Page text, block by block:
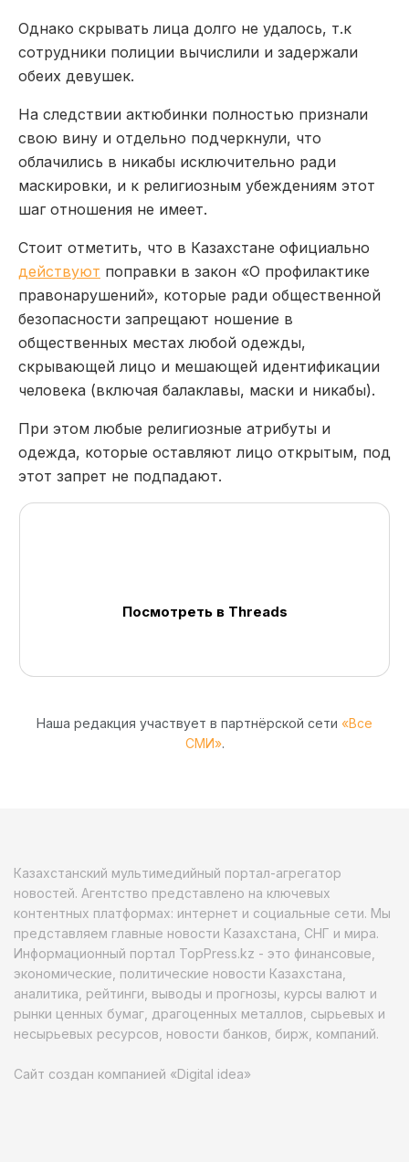
Однако скрывать лица долго не удалось, т.к
сотрудники полиции вычислили и задержали
обеих девушек.
На следствии актюбинки полностью признали
свою вину и отдельно подчеркнули, что
облачились в никабы исключительно ради
маскировки, и к религиозным убеждениям этот
шаг отношения не имеет.
Стоит отметить, что в Казахстане официально
действуют поправки в закон «О профилактике
правонарушений», которые ради общественной
безопасности запрещают ношение в
общественных местах любой одежды,
скрывающей лицо и мешающей идентификации
человека (включая балаклавы, маски и никабы).
При этом любые религиозные атрибуты и
одежда, которые оставляют лицо открытым, под
этот запрет не подпадают.
Посмотреть в Threads
Наша редакция участвует в партнёрской сети «Все
СМИ».
Казахстанский мультимедийный портал-агрегатор
новостей. Агентство представлено на ключевых
контентных платформах: интернет и социальные сети. Мы
представляем главные новости Казахстана, СНГ и мира.
Информационный портал TopPress.kz - это финансовые,
экономические, политические новости Казахстана,
аналитика, рейтинги, выводы и прогнозы, курсы валют и
рынки ценных бумаг, драгоценных металлов, сырьевых и
несырьевых ресурсов, новости банков, бирж, компаний.
Сайт создан компанией «Digital idea»